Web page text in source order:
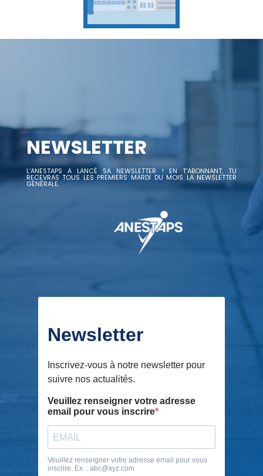
NEWSLETTER
L’ANESTAPS A LANCÉ SA NEWSLETTER ! EN T’ABONNANT, TU
RECEVRAS TOUS LES PREMIERS MARDI DU MOIS LA NEWSLETTER
GÉNÉRALE.